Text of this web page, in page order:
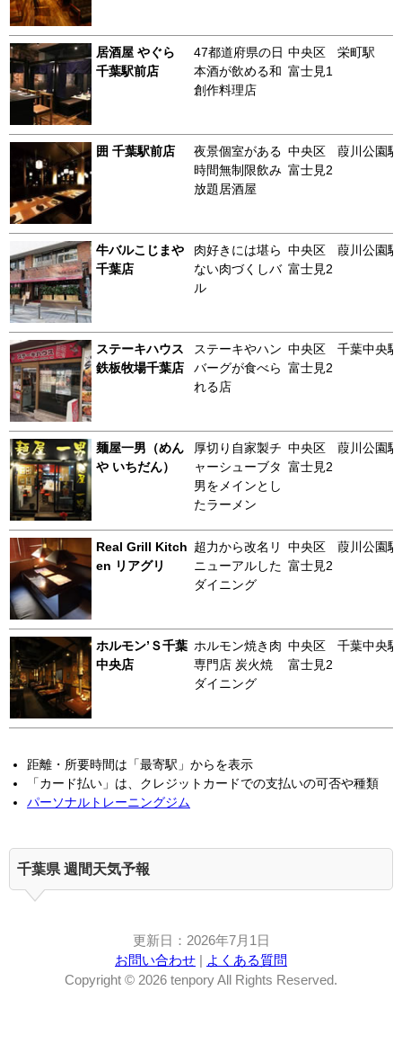
居酒屋 やぐら
千葉駅前店
47都道府県の日
本酒が飲める和
創作料理店
中央区
富士見1
栄町駅
囲 千葉駅前店
夜景個室がある
時間無制限飲み
放題居酒屋
中央区
富士見2
葭川公園駅
牛バルこじまや
千葉店
肉好きには堪ら
ない肉づくしバ
ル
中央区
富士見2
葭川公園駅
ステーキハウス
鉄板牧場千葉店
ステーキやハン
バーグが食べら
れる店
中央区
富士見2
千葉中央駅
麺屋一男（めん
や いちだん）
厚切り自家製チ
ャーシューブタ
男をメインとし
たラーメン
中央区
富士見2
葭川公園駅
Real Grill Kitch
en リアグリ
超力から改名リ
ニューアルした
ダイニング
中央区
富士見2
葭川公園駅
ホルモン’Ｓ千葉
中央店
ホルモン焼き肉
専門店 炭火焼
ダイニング
中央区
富士見2
千葉中央駅
距離・所要時間は「最寄駅」からを表示
「カード払い」は、クレジットカードでの支払いの可否や種類
パーソナルトレーニングジム
千葉県 週間天気予報
更新日：2026年7月1日
お問い合わせ
よくある質問
Copyright © 2026 tenpory All Rights Reserved.